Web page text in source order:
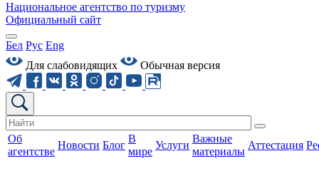
Национальное агентство по туризму
Официальный сайт
Бел Рус Eng
Для слабовидящих
Обычная версия
Об
агентстве
Новости Блог
В
мире
Услуги
Важные
материалы
Аттестация